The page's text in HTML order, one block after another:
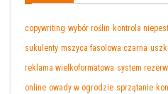
copywriting wybór roślin kontrola
sukulenty mszyca fasolowa czarna
reklama wielkoformatowa system
online owady w ogrodzie sprzątanie